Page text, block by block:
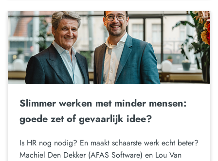
Slimmer werken met minder mensen:
goede zet of gevaarlijk idee?
Is HR nog nodig? En maakt schaarste werk echt beter?
Machiel Den Dekker (AFAS Software) en Lou Van